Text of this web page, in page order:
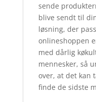
sende
blive sendt til
løsning, der
onlineshoppen
med dårlig
mennesker, så
over, at det kan
finde de sidste